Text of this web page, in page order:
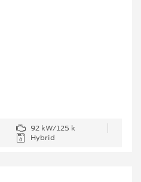
92 kW/125 k
Hybrid